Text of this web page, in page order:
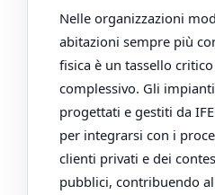
Nelle organizzazioni
abitazioni sempre più
fisica è un tassello
complessivo. Gli
progettati e gestiti da
per integrarsi con i
clienti privati e dei
pubblici, contribuendo